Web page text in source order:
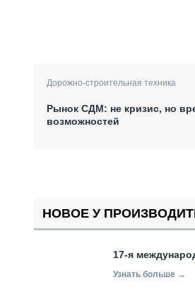
Дорожно-строительная техника
Рынок СДМ: не кризис, но
возможностей
НОВОЕ У
17-я
Узнать больше →